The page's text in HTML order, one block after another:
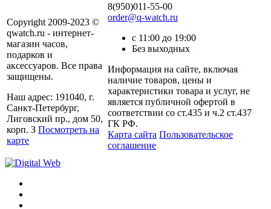
Copyright 2009-2023 ©
qwatch.ru - интернет-
магазин часов,
подарков и
аксессуаров. Все права
защищены.
Наш адрес: 191040, г.
Санкт-Петербург,
Лиговский пр., дом 50,
корп. З Посмотреть на
карте
8(950)011-55-00
order@q-watch.ru
с 11:00 до 19:00
Без выходных
Информация на сайте, включая
наличие товаров, цены и
характеристики товара и услуг, не
является публичной офертой в
соответствии со ст.435 и ч.2 ст.437
ГК РФ.
Карта сайта Пользовательское
соглашение